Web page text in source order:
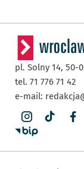
pl. Solny 14, 50-
tel. 71 776 71 42
e-mail: